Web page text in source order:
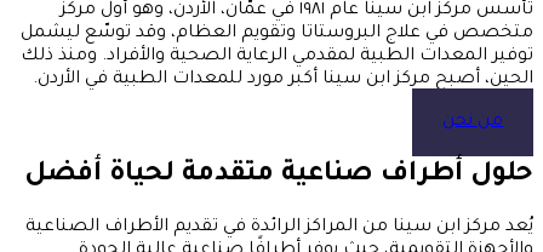
تأسس مركز ابن سينا ​​عام ١٩٨١ في عمّان، الأردن، وهو أول مركز
متخصص في علاج البروستاتا وتقويم العظام، وقد توسّع ليشمل
توفير المعدات الطبية لمقدمي الرعاية الصحية والأفراد. ومنذ ذلك
الحين، أصبح مركز ابن سينا ​​أكبر مورد للمعدات الطبية في الأردن.
من نحن
حلول أطراف صناعية متقدمة لحياة أفضل
يُعد مركز ابن سينا من المراكز الرائدة في تقديم الأطراف الصناعية